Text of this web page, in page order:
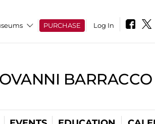
PURCHASE Log In
BARRACCO